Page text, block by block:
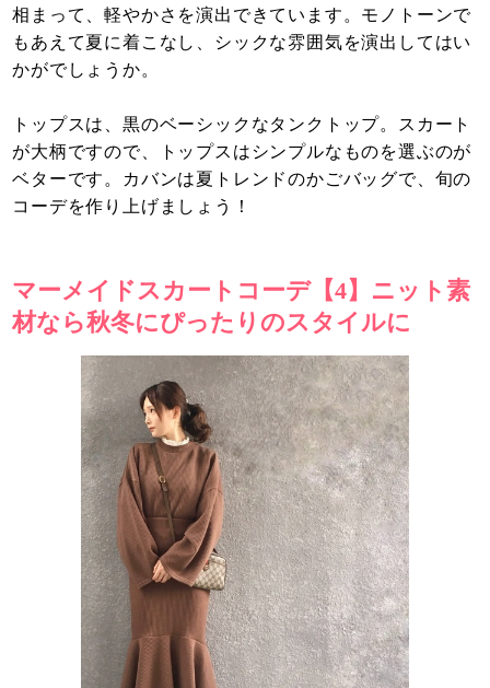
相まって、軽やかさを演出できています。モノトーンで
もあえて夏に着こなし、シックな雰囲気を演出してはい
かがでしょうか。
トップスは、黒のベーシックなタンクトップ。スカート
が大柄ですので、トップスはシンプルなものを選ぶのが
ベターです。カバンは夏トレンドのかごバッグで、旬の
コーデを作り上げましょう！
マーメイドスカートコーデ【4】ニット素
材なら秋冬にぴったりのスタイルに